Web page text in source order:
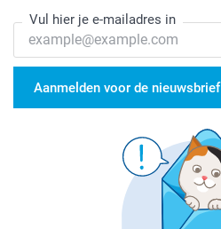
Vul hier je e-mailadres in
Aanmelden voor de nieuwsbrief